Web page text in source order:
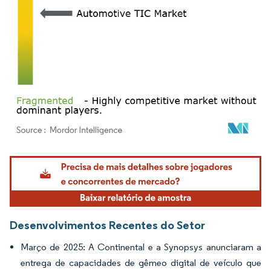
Imagem © Mordor Intelligence. O reuso requer atribuição conforme CC BY 4.0.
Desenvolvimentos Recentes do Setor
Março de 2025: A Continental e a Synopsys anunciaram a
entrega de capacidades de gêmeo digital de veículo que